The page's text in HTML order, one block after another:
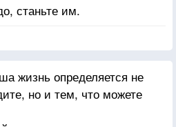
станьте им.
жизнь определяется не
но и тем, что можете